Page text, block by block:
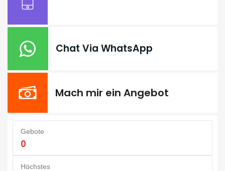
Chat Via WhatsApp
Mach mir ein Angebot
Gebote
0
Höchstes